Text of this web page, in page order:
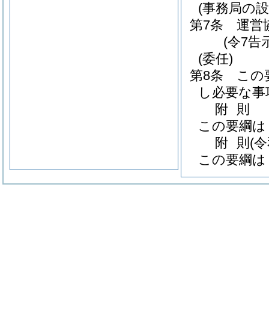
(事務局の
第7条
運営
(令7告
(委任)
第8条
この
し必要な
附 則
この要綱
附 則 (
この要綱